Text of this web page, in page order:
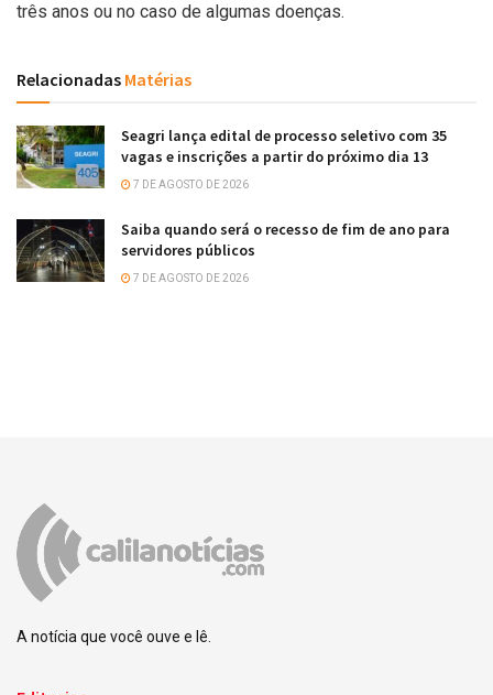
três anos ou no caso de algumas doenças.
Relacionadas Matérias
Seagri lança edital de processo seletivo com 35
vagas e inscrições a partir do próximo dia 13
7 DE AGOSTO DE 2026
Saiba quando será o recesso de fim de ano para
servidores públicos
7 DE AGOSTO DE 2026
A notícia que você ouve e lê.